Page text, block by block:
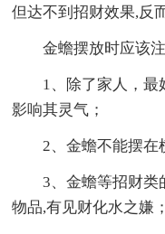
但达不到招财效果,反
金蟾摆放时应该
1、除了家人，最
影响其灵气；
2、金蟾不能摆在
3、金蟾等招财类
物品,有见财化水之嫌；